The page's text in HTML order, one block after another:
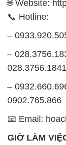
0902.765.866
📧 Email:
TRƯỜNG
được tổ chức
Thứ 2 đến thứ